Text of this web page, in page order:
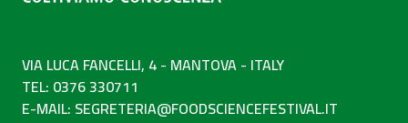
VIA LUCA FANCELLI, 4 - MANTOVA - ITALY
TEL: 0376 330711
E-MAIL: SEGRETERIA@FOODSCIENCEFESTIVAL.IT